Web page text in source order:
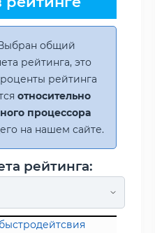
общий
рейтинга, это
рейтинга
относительно
процессора
на нашем сайте.
рейтинга: